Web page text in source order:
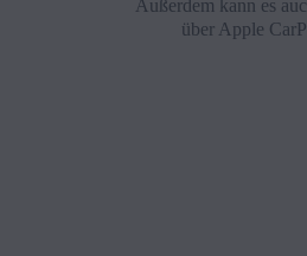
Außerdem kann es
über Apple